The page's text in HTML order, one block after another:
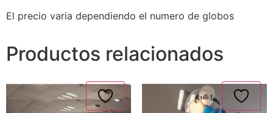
El precio varia dependiendo el numero de globos
Productos relacionados